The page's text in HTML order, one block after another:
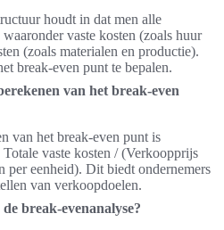
houdt in dat men alle
vaste kosten (zoals huur
(zoals materialen en productie).
break-even punt te bepalen.
van het break-even
van het break-even punt is
vaste kosten / (Verkoopprijs
per eenheid). Dit biedt ondernemers
van verkoopdoelen.
break-evenanalyse?